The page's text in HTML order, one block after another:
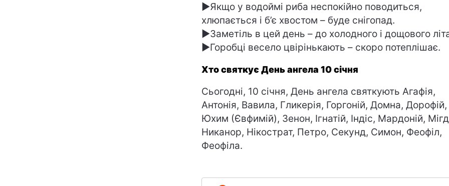
►Якщо у водоймі риба неспокійно поводиться,
хлюпається і б’є хвостом – буде снігопад.
►Заметіль в цей день – до холодного і дощового
►Горобці весело цвірінькають – скоро потеплішає.
Хто святкує День ангела 10 січня
Сьогодні, 10 січня, День ангела святкують Агафія,
Антонія, Вавила, Гликерія, Горгоній, Домна, Дорофій,
Юхим (Євфимій), Зенон, Ігнатій, Індіс, Мардоній,
Никанор, Нікострат, Петро, Секунд, Симон, Феофіл,
Феофіла.